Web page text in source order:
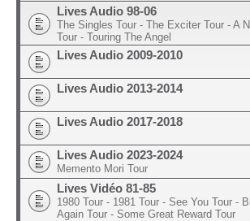
Lives Audio 98-06
The Singles Tour - The Exciter Tour - A
Tour - Touring The Angel
Lives Audio 2009-2010
Lives Audio 2013-2014
Lives Audio 2017-2018
Lives Audio 2023-2024
Memento Mori Tour
Lives Vidéo 81-85
1980 Tour - 1981 Tour - See You Tour -
Again Tour - Some Great Reward Tour